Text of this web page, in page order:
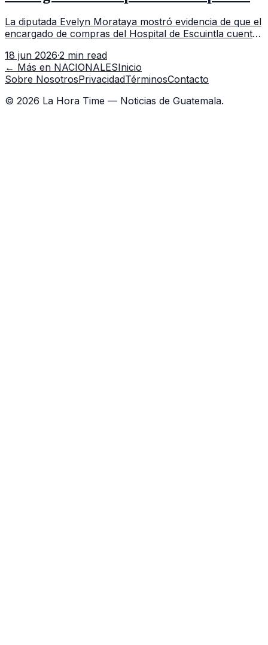
La diputada Evelyn Morataya mostró evidencia de que el
encargado de compras del Hospital de Escuintla cuenta
capacitación en la capital.
18 jun 2026·2 min read
← Más en NACIONALESInicio
Sobre NosotrosPrivacidadTérminosContacto
© 2026 La Hora Time — Noticias de Guatemala.